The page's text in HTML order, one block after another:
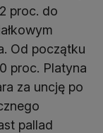
proc. do
Od początku
proc. Platyna
za uncję po
pallad